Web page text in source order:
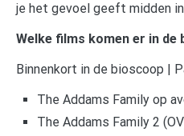
je het gevoel geeft midden
Welke films komen er in de
Binnenkort in de bioscoop |
The Addams Family op
The Addams Family 2